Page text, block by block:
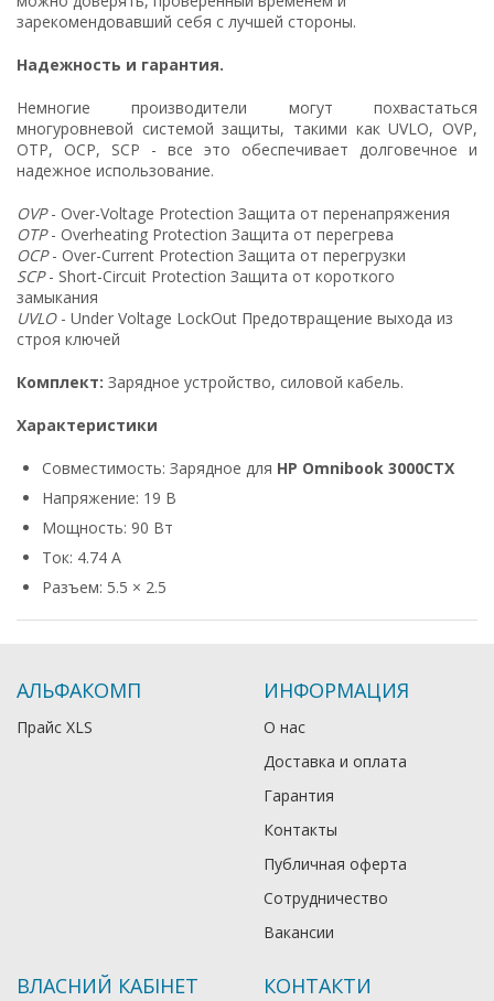
зарекомендовавший себя с лучшей стороны.
Надежность и гарантия.
Немногие производители могут похвастаться
многуровневой системой защиты, такими как UVLO, OVP,
OTP, OCP, SCP - все это обеспечивает долговечное и
надежное использование.
OVP- Over-Voltage Protection Защита от перенапряжения
OTP- Overheating Protection Защита от перегрева
OCP- Over-Current Protection Защита от перегрузки
SCP- Short-Circuit Protection Защита от короткого
замыкания
UVLO- Under Voltage LockOut Предотвращение выхода из
строя ключей
Комплект: Зарядное устройство, силовой кабель.
Характеристики
Совместимость: Зарядное для HP Omnibook 3000CTX
Напряжение: 19 В
Мощность: 90 Вт
Ток: 4.74 А
Разъем: 5.5 × 2.5
АЛЬФАКОМП
Прайс XLS
ИНФОРМАЦИЯ
О нас
Доставка и оплата
Гарантия
Контакты
Публичная оферта
Сотрудничество
Вакансии
ВЛАСНИЙ КАБІНЕТ КОНТАКТИ